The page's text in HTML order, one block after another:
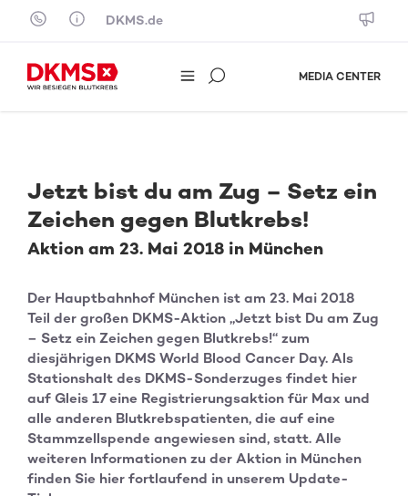
Skip to content
DKMS.de
MEDIA CENTER
Jetzt bist du am Zug – Setz ein
Zeichen gegen Blutkrebs!
Aktion am 23. Mai 2018 in München
Der Hauptbahnhof München ist am 23. Mai 2018
Teil der großen DKMS-Aktion „Jetzt bist Du am Zug
– Setz ein Zeichen gegen Blutkrebs!“ zum
diesjährigen DKMS World Blood Cancer Day. Als
Stationshalt des DKMS-Sonderzuges findet hier
auf Gleis 17 eine Registrierungsaktion für Max und
alle anderen Blutkrebspatienten, die auf eine
Stammzellspende angewiesen sind, statt. Alle
weiteren Informationen zu der Aktion in München
finden Sie hier fortlaufend in unserem Update-